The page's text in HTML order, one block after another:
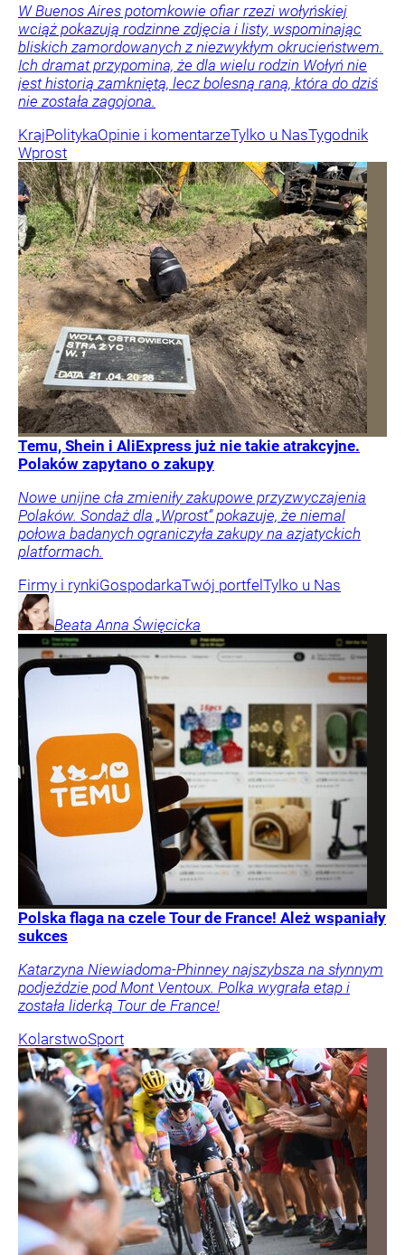
W Buenos Aires potomkowie ofiar rzezi wołyńskiej
wciąż pokazują rodzinne zdjęcia i listy, wspominając
bliskich zamordowanych z niezwykłym okrucieństwem.
Ich dramat przypomina, że dla wielu rodzin Wołyń nie
jest historią zamkniętą, lecz bolesną raną, która do dziś
nie została zagojona.
KrajPolitykaOpinie i komentarzeTylko u NasTygodnik
Wprost
Temu, Shein i AliExpress już nie takie atrakcyjne.
Polaków zapytano o zakupy
Nowe unijne cła zmieniły zakupowe przyzwyczajenia
Polaków. Sondaż dla „Wprost” pokazuje, że niemal
połowa badanych ograniczyła zakupy na azjatyckich
platformach.
Firmy i rynkiGospodarkaTwój portfelTylko u Nas
Beata Anna Święcicka
Polska flaga na czele Tour de France! Ależ wspaniały
sukces
Katarzyna Niewiadoma-Phinney najszybsza na słynnym
podjeździe pod Mont Ventoux. Polka wygrała etap i
została liderką Tour de France!
KolarstwoSport